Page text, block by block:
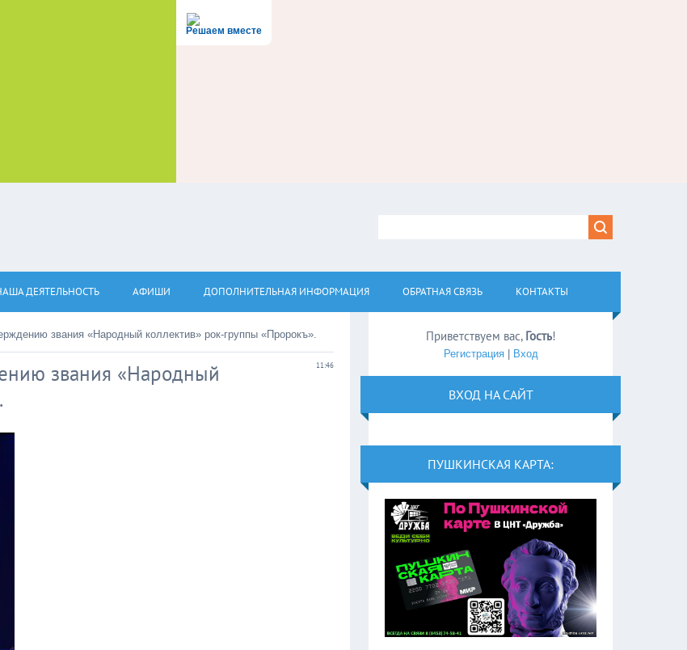
Решаем вместе
ДЕЯТЕЛЬНОСТЬ АФИШИ ДОПОЛНИТЕЛЬНАЯ ИНФОРМАЦИЯ ОБРАТНАЯ СВЯЗЬ КОНТАКТЫ
звания «Народный коллектив» рок-группы «Пророкъ».
11:46
звания «Народный
Приветствуем вас, Гость!
Регистрация| Вход
ВХОД НА САЙТ
ПУШКИНСКАЯ КАРТА: